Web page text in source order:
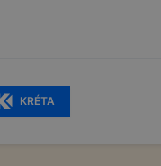
KRÉTA